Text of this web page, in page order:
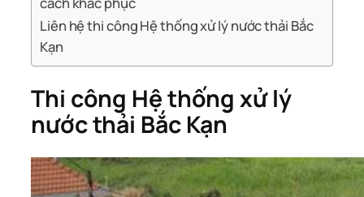
Liên hệ thi công Hệ thống xử lý nước thải Bắc
Kạn
Thi công Hệ thống xử lý
nước thải Bắc Kạn